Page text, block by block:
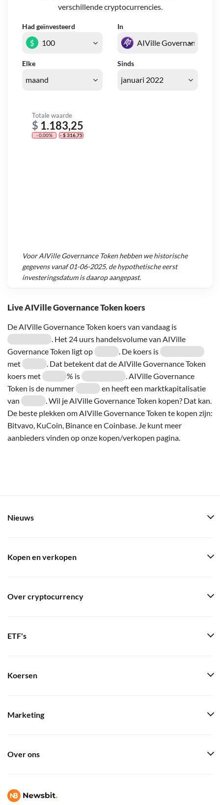
Live AIVille Governance Token koers
De AIVille Governance Token koers van vandaag is
. Het 24 uurs handelsvolume van AIVille
Governance Token ligt op
. De koers is
met
. Dat betekent dat de AIVille Governance Token
koers met
% is
. AIVille Governance
Token is de nummer
en heeft een marktkapitalisatie
van
. Wil je AIVille Governance Token kopen? Dat kan.
De beste plekken om AIVille Governance Token te kopen zijn:
Bitvavo, KuCoin, Binance en Coinbase. Je kunt meer
aanbieders vinden op onze kopen/verkopen pagina.
verschillende cryptocurrencies.
Had geïnvesteerd In
Elke Sinds
$
Totale waarde
$ 1.183,25
- 0,00% - $ 316,75
VoorAIVille Governance Tokenhebben we historische
gegevens vanaf01-06-2025, de hypothetische eerst
investeringsdatum is daarop aangepast.
Nieuws
Kopen en verkopen
Over cryptocurrency
ETF's
Koersen
Marketing
Over ons